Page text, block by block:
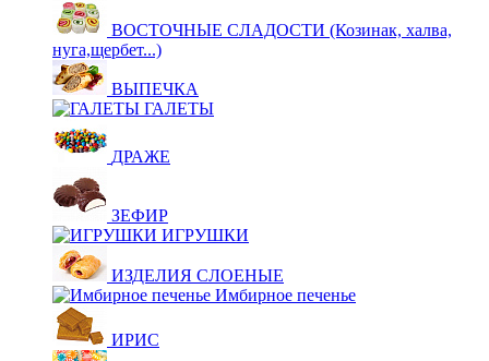
ВОСТОЧНЫЕ СЛАДОСТИ (Козинак, халва,
нуга,щербет...)
ВЫПЕЧКА
ГАЛЕТЫ
ДРАЖЕ
ЗЕФИР
ИГРУШКИ
ИЗДЕЛИЯ СЛОЕНЫЕ
Имбирное печенье
ИРИС